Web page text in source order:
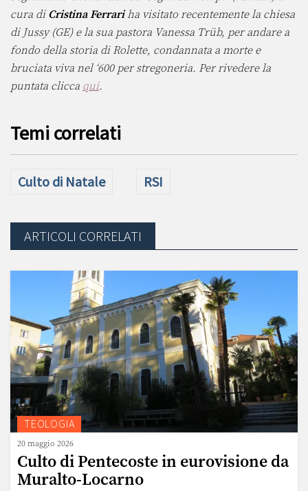
cura diCristina Ferrariha visitato recentemente la chiesa
di Jussy (GE) e la sua pastora Vanessa Trüb, per andare a
fondo della storia di Rolette, condannata a morte e
bruciata viva nel ‘600 per stregoneria. Per rivedere la
puntata clicca qui.
Temi correlati
Culto di Natale RSI
ARTICOLI CORRELATI
TEOLOGIA
20 maggio 2026
Culto di Pentecoste in eurovisione da
Muralto-Locarno